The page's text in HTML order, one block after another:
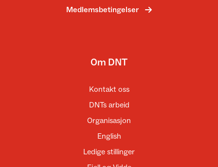
Medlemsbetingelser
Om DNT
Kontakt oss
DNTs arbeid
Organisasjon
English
Ledige stillinger